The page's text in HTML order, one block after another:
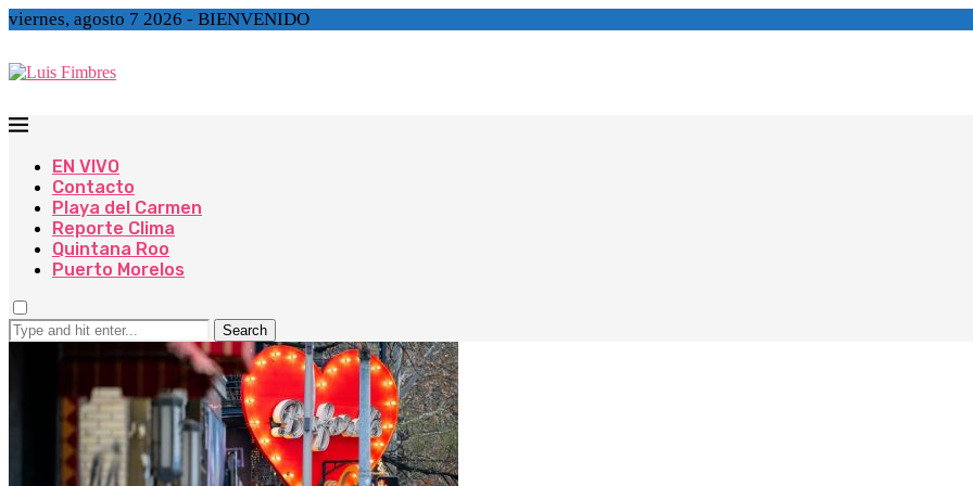
viernes, agosto 7 2026 - BIENVENIDO
EN VIVO
Contacto
Playa del Carmen
Reporte Clima
Quintana Roo
Puerto Morelos
Search